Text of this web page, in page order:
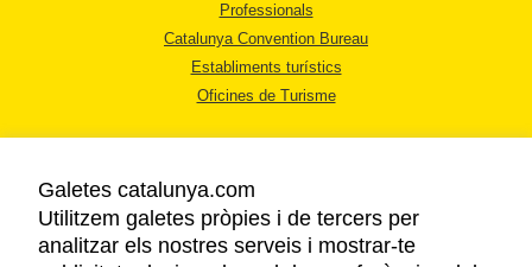
Professionals
Catalunya Convention Bureau
Establiments turístics
Oficines de Turisme
AVÍS LEGAL
Galetes catalunya.com
Utilitzem galetes pròpies i de tercers per
analitzar els nostres serveis i mostrar-te